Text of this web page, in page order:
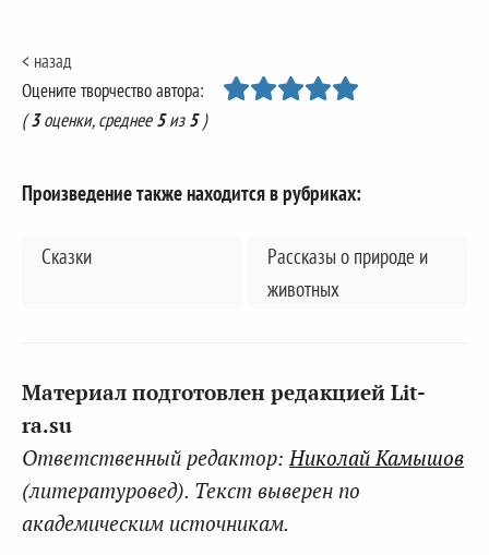
< назад
Оцените творчество автора:
(3оценки, среднее5из5)
Произведение также находится в рубриках:
Cказки
Рассказы о природе и
животных
Материал подготовлен редакцией Lit-
ra.su
Ответственный редактор:Николай Камышов
(литературовед). Текст выверен по
академическим источникам.